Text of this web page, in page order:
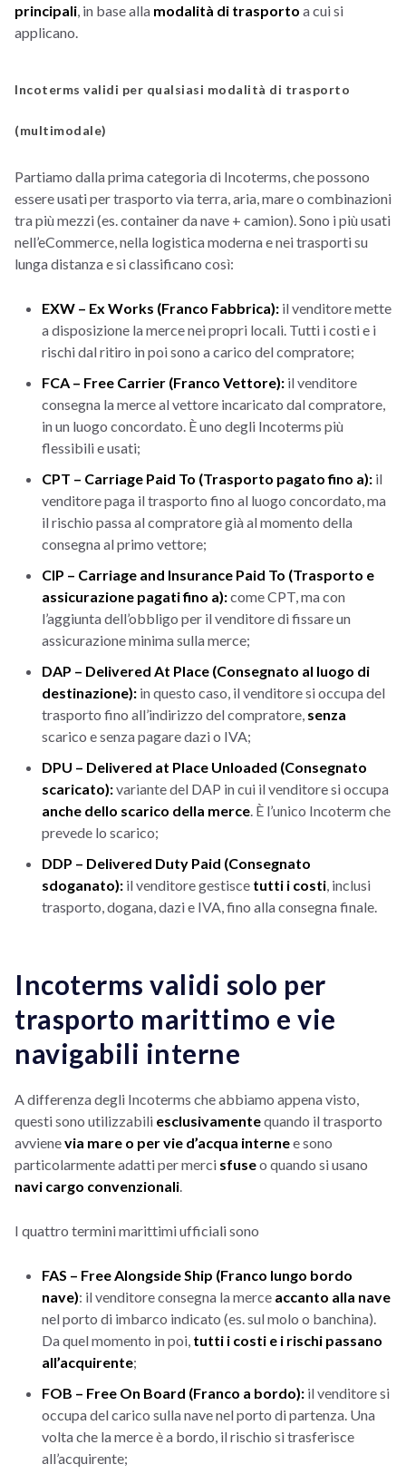
principali , in base alla modalità di trasporto a cui si
applicano.
Incoterms validi per qualsiasi modalità di trasporto
(multimodale)
Partiamo dalla prima categoria di Incoterms, che possono
essere usati per trasporto via terra, aria, mare o combinazioni
tra più mezzi (es. container da nave + camion). Sono i più usati
nell’eCommerce, nella logistica moderna e nei trasporti su
lunga distanza e si classificano così:
EXW – Ex Works (Franco Fabbrica): il venditore mette
a disposizione la merce nei propri locali. Tutti i costi e i
rischi dal ritiro in poi sono a carico del compratore;
FCA – Free Carrier (Franco Vettore): il venditore
consegna la merce al vettore incaricato dal compratore,
in un luogo concordato. È uno degli Incoterms più
flessibili e usati;
CPT – Carriage Paid To (Trasporto pagato fino a): il
venditore paga il trasporto fino al luogo concordato, ma
il rischio passa al compratore già al momento della
consegna al primo vettore;
CIP – Carriage and Insurance Paid To (Trasporto e
assicurazione pagati fino a):come CPT, ma con
l’aggiunta dell’obbligo per il venditore di fissare un
assicurazione minima sulla merce;
DAP – Delivered At Place (Consegnato al luogo di
destinazione): in questo caso, il venditore si occupa del
trasporto fino all’indirizzo del compratore, senza
scarico e senza pagare dazi o IVA;
DPU – Delivered at Place Unloaded (Consegnato
scaricato):variante del DAP in cui il venditore si occupa
anche dello scarico della merce . È l’unico Incoterm che
prevede lo scarico;
DDP – Delivered Duty Paid (Consegnato
sdoganato): il venditore gestisce tutti i costi , inclusi
trasporto, dogana, dazi e IVA, fino alla consegna finale.
Incoterms validi solo per
trasporto marittimo e vie
navigabili interne
A differenza degli Incoterms che abbiamo appena visto,
questi sono utilizzabili esclusivamentequando il trasporto
avvienevia mare o per vie d’acqua internee sono
particolarmente adatti per merci sfuseo quando si usano
navi cargo convenzionali
I quattro termini marittimi ufficiali sono
FAS – Free Alongside Ship (Franco lungo bordo
nave): il venditore consegna la merce accanto alla nave
nel porto di imbarco indicato (es. sul molo o banchina).
Da quel momento in poi, tutti i costi e i rischi passano
all’acquirente;
FOB – Free On Board (Franco a bordo): il venditore si
occupa del carico sulla nave nel porto di partenza. Una
volta che la merce è a bordo, il rischio si trasferisce
all’acquirente;